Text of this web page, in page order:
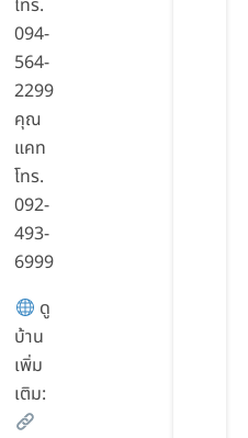
โทร.
094-
564-
2299
คุณ
แคท
โทร.
092-
493-
6999
ดู
บ้าน
เพิ่ม
เติม: